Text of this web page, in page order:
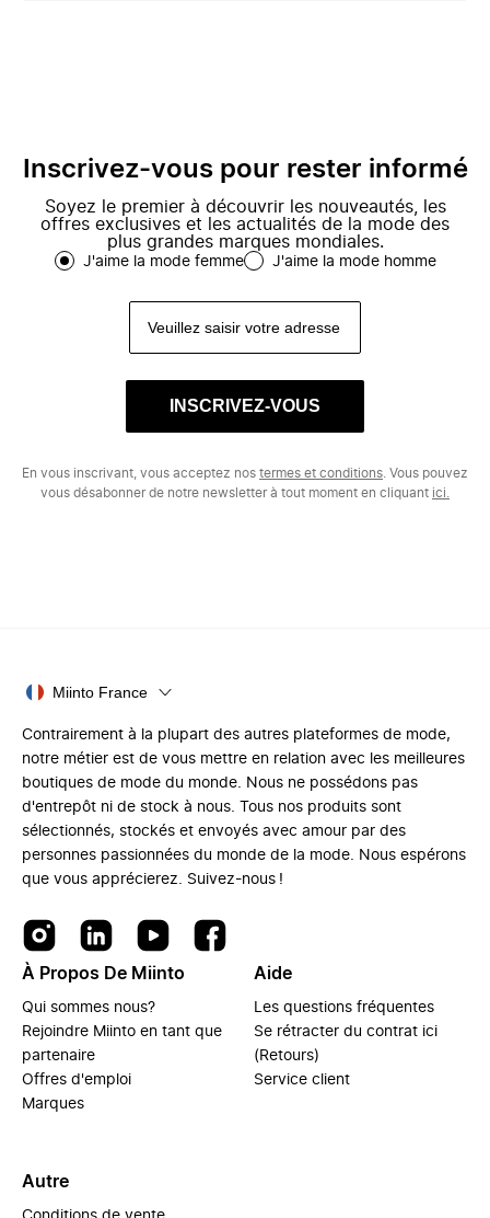
Inscrivez-vous pour rester informé
Soyez le premier à découvrir les nouveautés, les
offres exclusives et les actualités de la mode des
plus grandes marques mondiales.
J'aime la mode femme J'aime la mode homme
INSCRIVEZ-VOUS
En vous inscrivant, vous acceptez nos termes et conditions . Vous pouvez
vous désabonner de notre newsletter à tout moment en cliquant ici.
Miinto France
Contrairement à la plupart des autres plateformes de mode,
notre métier est de vous mettre en relation avec les meilleures
boutiques de mode du monde. Nous ne possédons pas
d'entrepôt ni de stock à nous. Tous nos produits sont
sélectionnés, stockés et envoyés avec amour par des
personnes passionnées du monde de la mode. Nous espérons
que vous apprécierez. Suivez-nous !
À Propos De Miinto
Qui sommes nous?
Rejoindre Miinto en tant que
partenaire
Offres d'emploi
Marques
Aide
Les questions fréquentes
Se rétracter du contrat ici
(Retours)
Service client
Autre